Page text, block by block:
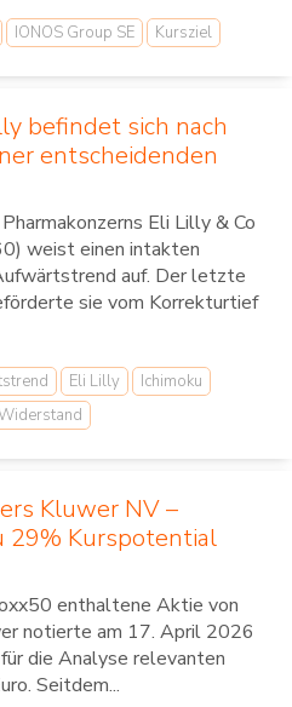
IONOS Group SE Kursziel
befindet sich nach
entscheidenden
Eli Lilly & Co
weist einen intakten
auf. Der letzte
sie vom Korrekturtief
Eli Lilly
Ichimoku
Kluwer NV –
29% Kurspotential
enthaltene Aktie von
notierte am 17. April 2026
die Analyse relevanten
Seitdem...